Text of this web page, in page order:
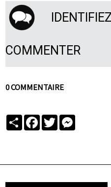
COMMENTER
0 COMMENTAIRE
PartagerFacebook
Twitter